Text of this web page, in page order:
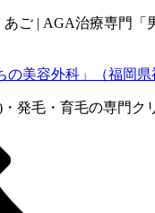
ご | AGA治療専門「
発毛・育毛の専門ク